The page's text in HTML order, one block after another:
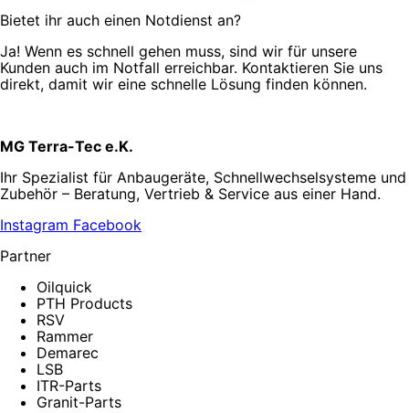
Bietet ihr auch einen Notdienst an?
Ja! Wenn es schnell gehen muss, sind wir für unsere
Kunden auch im Notfall erreichbar. Kontaktieren Sie uns
direkt, damit wir eine schnelle Lösung finden können.
MG Terra-Tec e.K.
Ihr Spezialist für Anbaugeräte, Schnellwechselsysteme und
Zubehör – Beratung, Vertrieb & Service aus einer Hand.
Instagram Facebook
Partner
Oilquick
PTH Products
RSV
Rammer
Demarec
LSB
ITR-Parts
Granit-Parts